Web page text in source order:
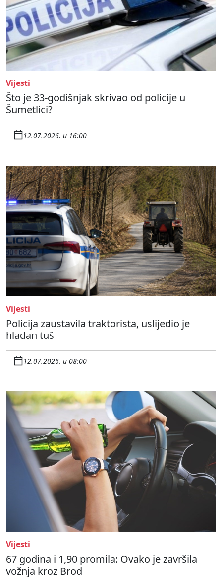
Vijesti
Što je 33-godišnjak skrivao od policije u
Šumetlici?
12.07.2026. u 16:00
Vijesti
Policija zaustavila traktorista, uslijedio je
hladan tuš
12.07.2026. u 08:00
Vijesti
67 godina i 1,90 promila: Ovako je završila
vožnja kroz Brod